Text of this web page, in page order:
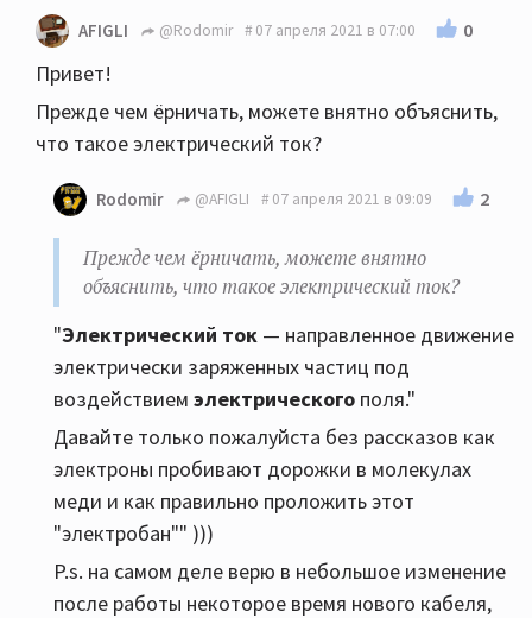
AFIGLI @Rodomir 07 апреля 2021 в 07:00 0
Привет!
Прежде чем ёрничать, можете внятно объяснить,
что такое электрический ток?
Rodomir @AFIGLI 07 апреля 2021 в 09:09 2
Прежде чем ёрничать, можете внятно
объяснить, что такое электрический ток?
"Электрический ток — направленное движение
электрически заряженных частиц под
воздействием электрического поля."
Давайте только пожалуйста без рассказов как
электроны пробивают дорожки в молекулах
меди и как правильно проложить этот
"электробан"" )))
P.s. на самом деле верю в небольшое изменение
после работы некоторое время нового кабеля,